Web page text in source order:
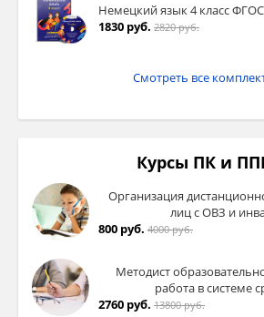
Немецкий язык 4 класс ФГОС
1830 руб. 2820 руб.
Смотреть все
Курсы ПК и
Организация
лиц с ОВЗ и
800 руб. 4000 руб.
Методист
работа в системе
2760 руб. 13800 руб.